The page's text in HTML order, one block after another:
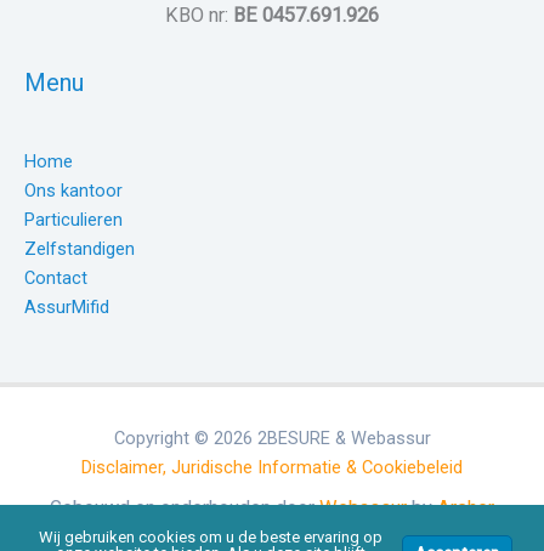
KBO nr: BE 0457.691.926
Menu
Home
Ons kantoor
Particulieren
Zelfstandigen
Contact
AssurMifid
Copyright © 2026 2BESURE & Webassur
Disclaimer, Juridische Informatie & Cookiebeleid
Gebouwd en onderhouden doorWebassurbyArcher
Digital
Wij gebruiken cookies om u de beste ervaring op